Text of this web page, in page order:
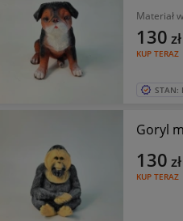
Materiał
KUP TERAZ
130 zł
STAN:
Goryl
KUP TERAZ
130 zł